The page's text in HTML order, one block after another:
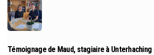
Témoignage de Maud, stagiaire à Unterhaching